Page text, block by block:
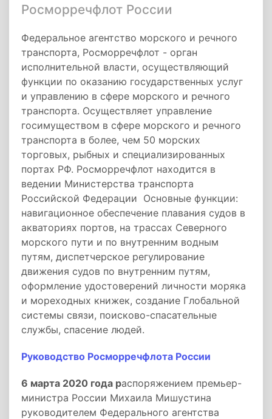
Росморречфлот России
Федеральное агентство морского и речного
транспорта, Росморречфлот - орган
исполнительной власти, осуществляющий
функции по оказанию государственных услуг
и управлению в сфере морского и речного
транспорта. Осуществляет управление
госимуществом в сфере морского и речного
транспорта в более, чем 50 морских
торговых, рыбных и специализированных
портах РФ. Росморречфлот находится в
ведении Министерства транспорта
Российской Федерации Основные функции:
навигационное обеспечение плавания судов в
акваториях портов, на трассах Северного
морского пути и по внутренним водным
путям, диспетчерское регулирование
движения судов по внутренним путям,
оформление удостоверений личности моряка
и мореходных книжек, создание Глобальной
системы связи, поисково-спасательные
службы, спасение людей.
Руководство Росморречфлота России
6 марта 2020 года распоряжением премьер-
министра России Михаила Мишустина
руководителем Федерального агентства